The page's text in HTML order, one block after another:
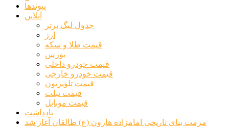
پیوندها
آنلاین
جدول لیگ برتر
ارز
قیمت طلا و سکه
بورس
قیمت خودرو داخلی
قیمت خودرو خارجی
قیمت تلویزیون
قیمت تبلت
قیمت موبایل
یادداشت
مرمت بنای تاریخی امامزاده هارون (ع) طالقان آغاز شد